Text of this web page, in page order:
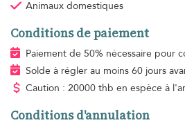
Animaux domestiques
Conditions de paiement
Paiement de 50% nécessaire pour
Solde à régler au moins 60 jours
Caution : 20000 thb en espèce à
Conditions d'annulation